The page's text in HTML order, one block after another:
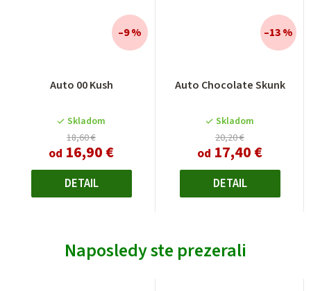
Auto 00 Kush
Skladom
18,60 €
od 16,90 €
–9 %
DETAIL
Auto Chocolate Skunk
Skladom
20,20 €
od 17,40 €
–13 %
DETAIL
Naposledy ste prezerali